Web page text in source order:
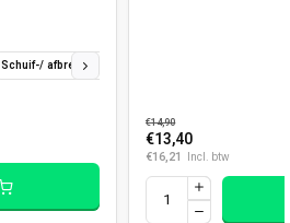
Schuif-/ afbreekmes 18 mm
€14,90
€13,40
€16,21 Incl. btw